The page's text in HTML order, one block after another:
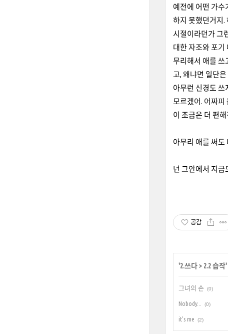
예전에 어떤 가수
하지 못했던거지.
시절이라던가 그
대한 자조와 포기
무리해서 애를 쓰
고, 왜냐면 일단
아무런 신경도 쓰
모르겠어. 어짜피
이 조금은 더 편
아무리 애를 써도
넌 그안에서 지금
공감
'2.쓰다> 2.2 습작'
그녀의 손 (0)
Nobody... (0)
it's me (2)